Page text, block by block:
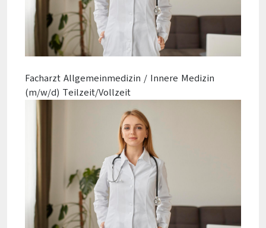
Facharzt Allgemeinmedizin / Innere Medizin
(m/w/d) Teilzeit/Vollzeit